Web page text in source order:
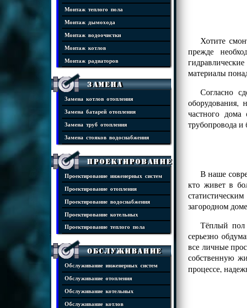
Монтаж теплого пола
Монтаж дымохода
Монтаж водоочистки
Монтаж котлов
Монтаж радиаторов
Замена
Замена котлов отопления
Замена батарей отопления
Замена труб отопления
Замена стояков водоснабжения
Проектирование
Проектирование инженерных систем
Проектирование отопления
Проектирование водоснабжения
Проектирование котельных
Проектирование теплого пола
Обслуживание
Обслуживание инженерных систем
Обслуживание отопления
Обслуживание котельных
Обслуживание котлов
Хотите
прежде
материалы
Согласно
оборудования,
частного дома
трубопровода и
В наше
кто живет в
загородном
Тёплый пол
серьезно
все личные
собственную
процессе,